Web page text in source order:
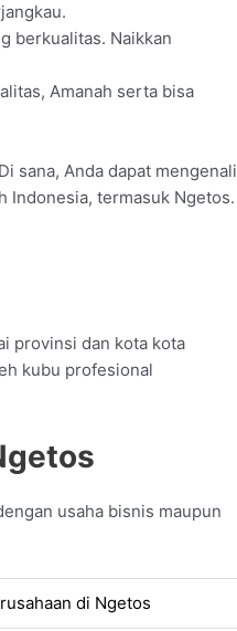
berkualitas. Naikkan
Amanah serta bisa
sana, Anda dapat mengenali
Indonesia, termasuk Ngetos.
provinsi dan kota kota
kubu profesional
usaha bisnis maupun
di Ngetos